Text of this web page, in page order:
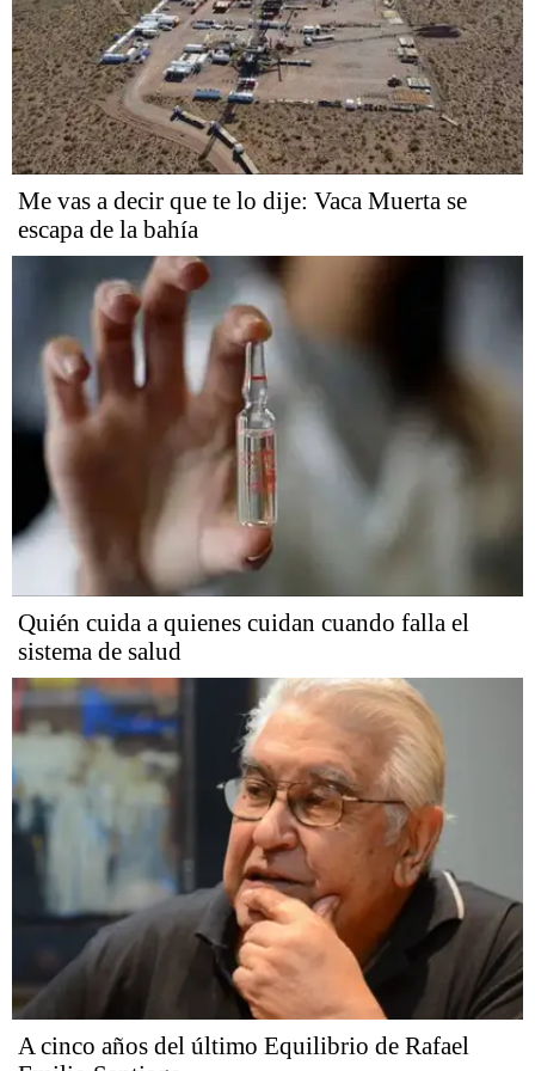
Me vas a decir que te lo dije: Vaca Muerta se
escapa de la bahía
Quién cuida a quienes cuidan cuando falla el
sistema de salud
A cinco años del último Equilibrio de Rafael